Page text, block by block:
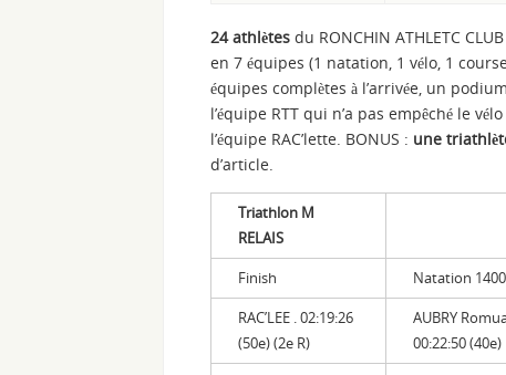
24 athlètes du RONCHIN ATHLETC
en 7 équipes (1 natation, 1 vélo, 1
équipes complètes à l’arrivée, un
l’équipe RTT qui n’a pas empêché le
l’équipe RAC’lette. BONUS : une
d’article.
Triathlon M
RELAIS
Finish
Natation
RAC’LEE . 02:19:26
(50e) (2e R)
AUBRY
00:22:50 (40e)